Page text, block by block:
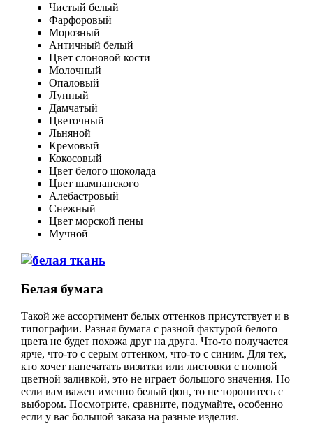
Чистый белый
Фарфоровый
Морозный
Античный белый
Цвет слоновой кости
Молочный
Опаловый
Лунный
Дамчатый
Цветочный
Льняной
Кремовый
Кокосовый
Цвет белого шоколада
Цвет шампанского
Алебастровый
Снежный
Цвет морской пены
Мучной
Белая бумага
Такой же ассортимент белых оттенков присутствует и в
типографии. Разная бумага с разной фактурой белого
цвета не будет похожа друг на друга. Что-то получается
ярче, что-то с серым оттенком, что-то с синим. Для тех,
кто хочет напечатать визитки или листовки с полной
цветной заливкой, это не играет большого значения. Но
если вам важен именно белый фон, то не торопитесь с
выбором. Посмотрите, сравните, подумайте, особенно
если у вас большой заказа на разные изделия.